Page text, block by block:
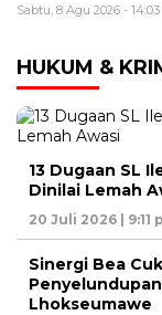
Sabtu, 8 Agu 2026 -
HUKUM &
13 Dugaan SL
Dinilai Lemah
20 Juli 2026 | 9:11
Sinergi Bea
Lhokseumawe